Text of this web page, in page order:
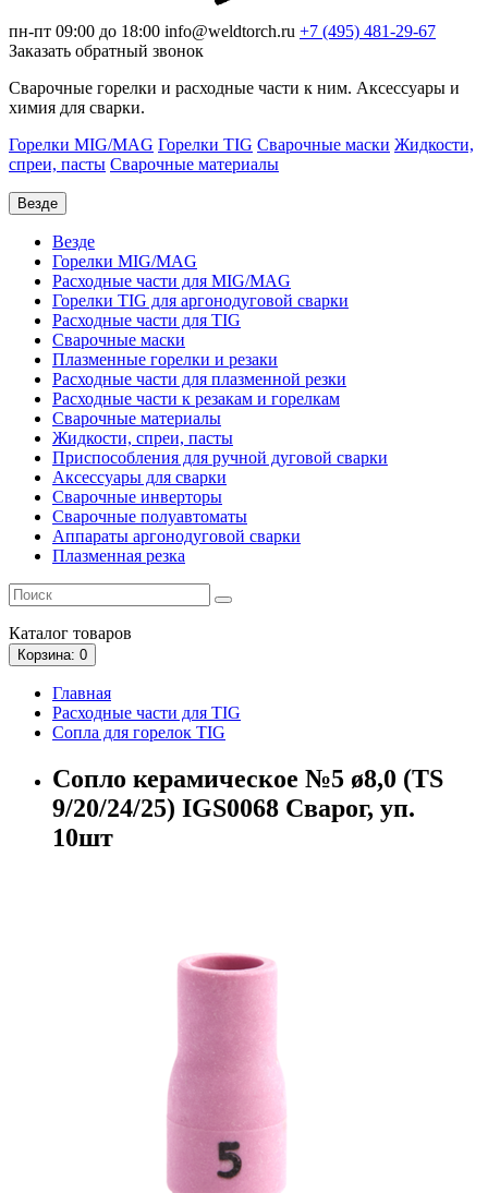
пн-пт 09:00 до 18:00 info@weldtorch.ru +7 (495) 481-29-67
Заказать обратный звонок
Сварочные горелки и расходные части к ним. Аксессуары и
химия для сварки.
Горелки MIG/MAG Горелки TIG Сварочные маски Жидкости,
спреи, пасты Сварочные материалы
Везде
Везде
Горелки MIG/MAG
Расходные части для MIG/MAG
Горелки TIG для аргонодуговой сварки
Расходные части для TIG
Сварочные маски
Плазменные горелки и резаки
Расходные части для плазменной резки
Расходные части к резакам и горелкам
Сварочные материалы
Жидкости, спреи, пасты
Приспособления для ручной дуговой сварки
Аксессуары для сварки
Сварочные инверторы
Сварочные полуавтоматы
Аппараты аргонодуговой сварки
Плазменная резка
Каталог товаров
Корзина: 0
Главная
Расходные части для TIG
Сопла для горелок TIG
Сопло керамическое №5 ø8,0 (TS
9/20/24/25) IGS0068 Сварог, уп.
10шт